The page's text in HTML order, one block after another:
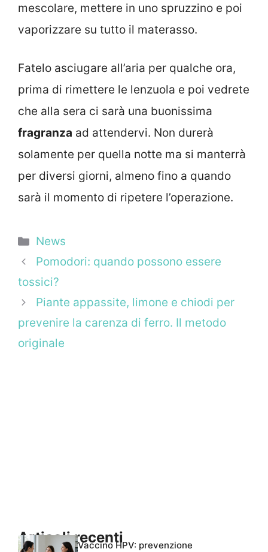
mescolare, mettere in uno spruzzino e poi
vaporizzare su tutto il materasso.
Fatelo asciugare all’aria per qualche ora,
prima di rimettere le lenzuola e poi vedrete
che alla sera ci sarà una buonissima
fragranza ad attendervi. Non durerà
solamente per quella notte ma si manterrà
per diversi giorni, almeno fino a quando
sarà il momento di ripetere l’operazione.
Categorie
News
Pomodori: quando possono essere
tossici?
Piante appassite, limone e chiodi per
prevenire la carenza di ferro. Il metodo
originale
Articoli recentiVaccino HPV: prevenzione